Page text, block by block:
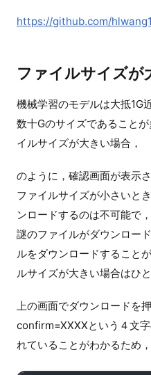
https://github.com/
ファイルサイズが
機械学習のモデルは大抵1G
数十Gのサイズであること
イルサイズが大きい場合，
のように，確認画面が表示
ファイルサイズが小さいと
ンロードするのは不可能で
謎のファイルがダウンロー
ルをダウンロードすること
ルサイズが大きい場合はひ
上の画面でダウンロードを
confirm=XXXXという４文
れていることがわかるため，